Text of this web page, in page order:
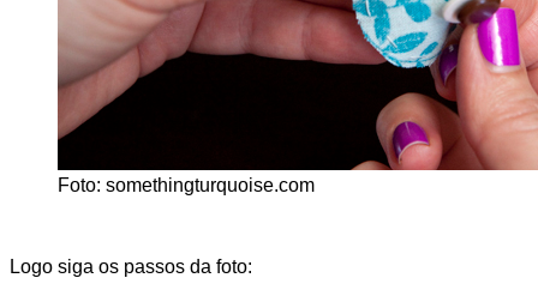
Foto: somethingturquoise.com
Logo siga os passos da foto: